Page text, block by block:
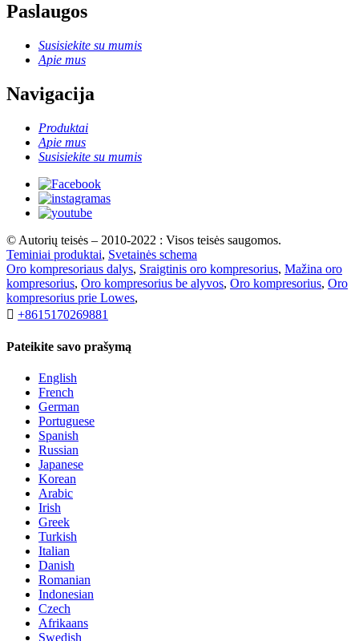
Paslaugos
Susisiekite su mumis
Apie mus
Navigacija
Produktai
Apie mus
Susisiekite su mumis
© Autorių teisės – 2010-2022 : Visos teisės saugomos.
Teminiai produktai, Svetainės schema
Oro kompresoriaus dalys, Sraigtinis oro kompresorius, Mažina oro
kompresorius, Oro kompresorius be alyvos, Oro kompresorius, Oro
kompresorius prie Lowes,
 +8615170269881
Pateikite savo prašymą
English
French
German
Portuguese
Spanish
Russian
Japanese
Korean
Arabic
Irish
Greek
Turkish
Italian
Danish
Romanian
Indonesian
Czech
Afrikaans
Swedish